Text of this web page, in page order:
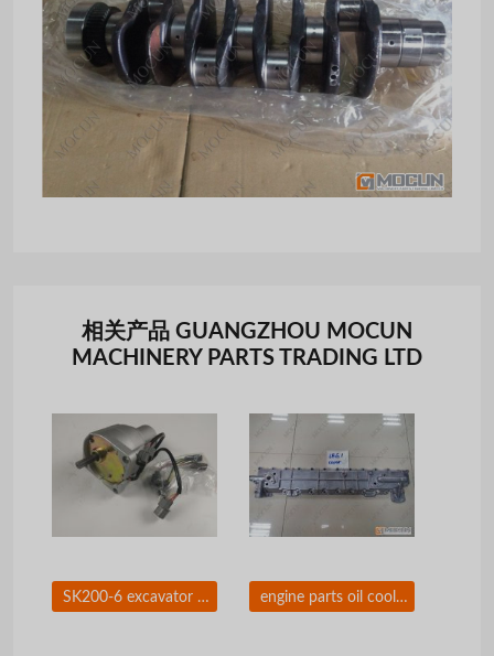
相关产品 GUANGZHOU MOCUN
MACHINERY PARTS TRADING LTD
SK200-6 excavator electirc parts motor accelerator engine parts oil cooler over for 6BG1 6BD1